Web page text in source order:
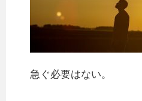
急ぐ必要はない。